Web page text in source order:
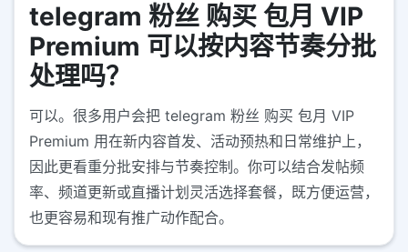
telegram 粉丝 购买 包月 VIP
Premium 可以按内容节奏分批
处理吗？
可以。很多用户会把 telegram 粉丝 购买 包月 VIP
Premium 用在新内容首发、活动预热和日常维护上，
因此更看重分批安排与节奏控制。你可以结合发帖频
率、频道更新或直播计划灵活选择套餐，既方便运营，
也更容易和现有推广动作配合。